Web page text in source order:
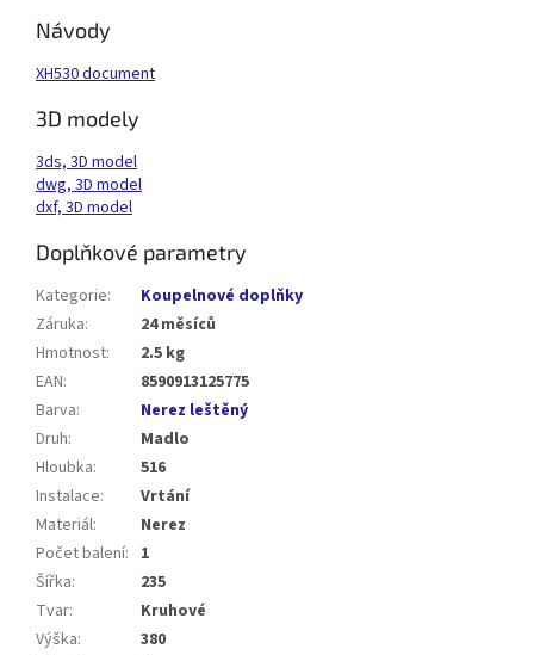
Návody
XH530 document
3D modely
3ds, 3D model
dwg, 3D model
dxf, 3D model
Doplňkové parametry
Kategorie:
Koupelnové doplňky
Záruka:
24 měsíců
Hmotnost:
2.5 kg
EAN:
8590913125775
Barva:
Nerez leštěný
Druh:
Madlo
Hloubka:
516
Instalace:
Vrtání
Materiál:
Nerez
Počet balení: 1
Šířka:
235
Tvar:
Kruhové
Výška:
380